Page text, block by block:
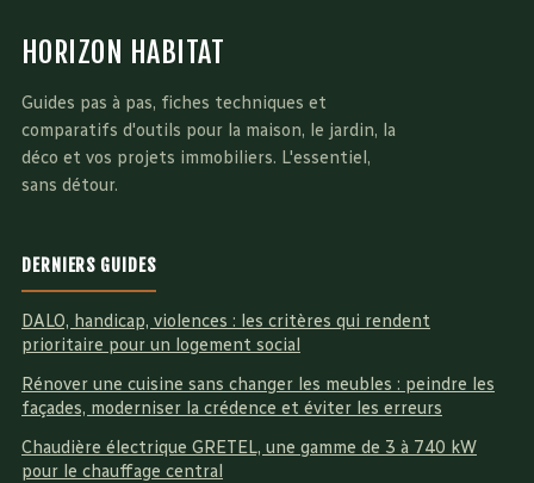
HORIZON HABITAT
Guides pas à pas, fiches techniques et
comparatifs d'outils pour la maison, le jardin, la
déco et vos projets immobiliers. L'essentiel,
sans détour.
DERNIERS GUIDES
DALO, handicap, violences : les critères qui rendent
prioritaire pour un logement social
Rénover une cuisine sans changer les meubles : peindre les
façades, moderniser la crédence et éviter les erreurs
Chaudière électrique GRETEL, une gamme de 3 à 740 kW
pour le chauffage central